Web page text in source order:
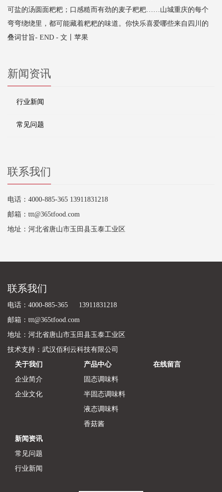
可盐的汤圆面粑粑；口感糙而有劲的麦子粑粑……山城重庆的每个
弯弯绕绕里，都可能藏着粑粑的味道。你快乐喜爱哪些来自四川的
叠词甘旨- END - 文丨苹果
新闻资讯
行业新闻
常见问题
联系我们
电话：4000-885-365 13911831218
邮箱：ttt@365tfood.com
地址：河北省唐山市玉田县玉泰工业区
联系我们
电话：4000-885-365 13911831218
邮箱：ttt@365tfood.com
地址：河北省唐山市玉田县玉泰工业区
技术支持： 武汉佰利云科技有限公司
关于我们
企业简介
企业文化
产品中心
固态调味料
半固态调味料
液态调味料
香菇酱
在线留言
新闻资讯
常见问题
行业新闻